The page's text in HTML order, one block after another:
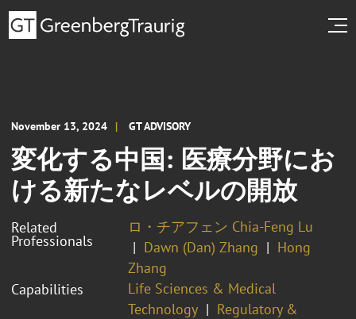
November 13, 2024 GT ADVISORY
変化する中国: 医療分野にお
ける新たなレベルの開放
Related
Professionals
ロ・チアフェン Chia-Feng Lu
Dawn (Dan) Zhang
Hong
Zhang
Capabilities
Life Sciences & Medical
Technology
Regulatory &